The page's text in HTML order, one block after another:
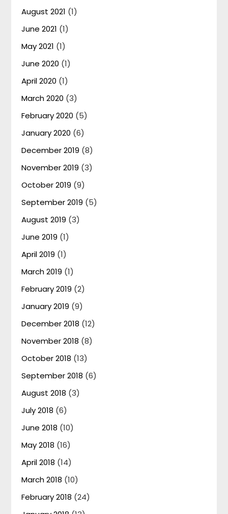
August 2021 (1)
June 2021 (1)
May 2021 (1)
June 2020 (1)
April 2020 (1)
March 2020 (3)
February 2020 (5)
January 2020 (6)
December 2019 (8)
November 2019 (3)
October 2019 (9)
September 2019 (5)
August 2019 (3)
June 2019 (1)
April 2019 (1)
March 2019 (1)
February 2019 (2)
January 2019 (9)
December 2018 (12)
November 2018 (8)
October 2018 (13)
September 2018 (6)
August 2018 (3)
July 2018 (6)
June 2018 (10)
May 2018 (16)
April 2018 (14)
March 2018 (10)
February 2018 (24)